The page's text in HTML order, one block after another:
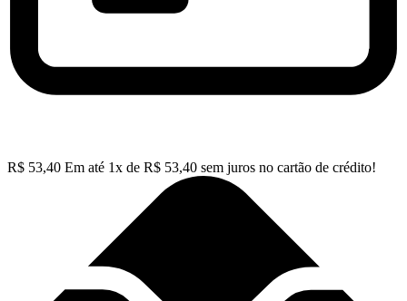
R$ 53,40 Em até 1x de R$ 53,40 sem juros no cartão de crédito!